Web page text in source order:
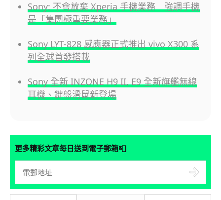
Sony: 不會放棄 Xperia 手機業務 強調手機
是「集團極重要業務」
Sony LYT-828 感應器正式推出 vivo X300 系
列全球首發搭載
Sony 全新 INZONE H9 II, E9 全新旗艦無線
耳機、鍵盤滑鼠新登場
更多精彩文章每日送到電子郵箱📮